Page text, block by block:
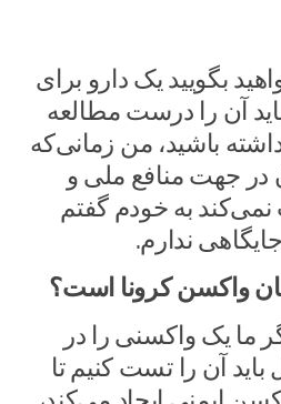
بگویید یک دارو برای
آن را درست مطالعه
باشید، من زمانی‌که
جهت منافع ملی و
به خودم گفتم
ندارم.
واکسن کرونا است؟
ما یک واکسنی را در
باید آن را تست کنیم تا